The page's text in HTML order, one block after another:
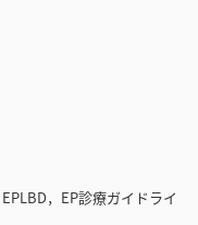
，EP診療ガイドライ